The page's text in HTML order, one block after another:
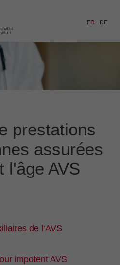
FR DE
prestations
assurées
l'âge AVS
de l‘AVS
impotent AVS